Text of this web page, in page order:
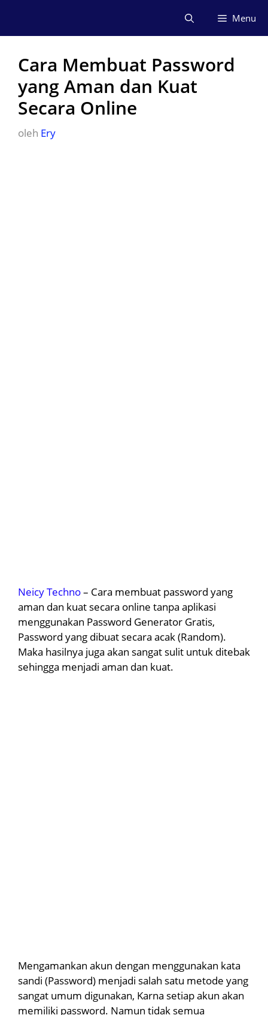
isi
Menu
Cara Membuat Password
yang Aman dan Kuat
Secara Online
oleh Ery
Neicy Techno– Cara membuat password yang
aman dan kuat secara online tanpa aplikasi
menggunakan Password Generator Gratis,
Password yang dibuat secara acak (Random).
Maka hasilnya juga akan sangat sulit untuk ditebak
sehingga menjadi aman dan kuat.
Mengamankan akun dengan menggunakan kata
sandi (Password) menjadi salah satu metode yang
sangat umum digunakan, Karna setiap akun akan
memiliki password. Namun tidak semua